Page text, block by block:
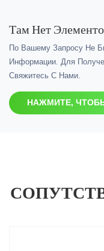
Там Нет
По Вашему Запросу Не
Информации. Для
Свяжитесь С Нами.
НАЖМИТЕ,